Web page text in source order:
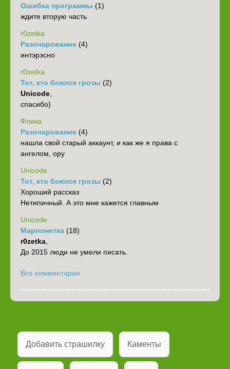
Ошибка программы (1)
ждите вторую часть
r0zetka
Разочарование (4)
интэрэсно
r0zetka
Тот, кто боялся грозы (2)
Unicode,
спасибо)
Флика
Разочарование (4)
нашла свой старый аккаунт, и как же я права с
ангелом, ору
Unicode
Тот, кто боялся грозы (2)
Хороший рассказ
Нетипичный. А это мне кажется главным
Unicode
Марионетка (18)
r0zetka,
До 2015 люди не умели писать.
Все комментарии
Добавить страшилку Каменты